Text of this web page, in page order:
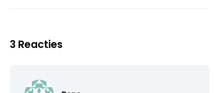
3 Reacties